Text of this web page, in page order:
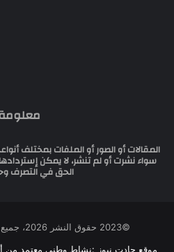
المقالات أو الصور أو الملفات بمختلف
سواء نشرت أو لم تنشر، لا يمكن
الحق في التصرف
©2023 حقوق النشر 2026، جميع الحقوق محفوظة |
موقع جادت نيوز :نشاط وطني معتمد من